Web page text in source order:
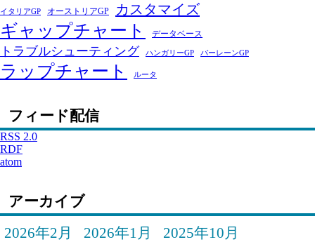
イタリアGP オーストリアGP カスタマイズ
ギャップチャート データベース
トラブルシューティング ハンガリーGP バーレーンGP
ラップチャート ルータ
フィード配信
RSS 2.0
RDF
atom
アーカイブ
2026年2月
2026年1月
2025年10月